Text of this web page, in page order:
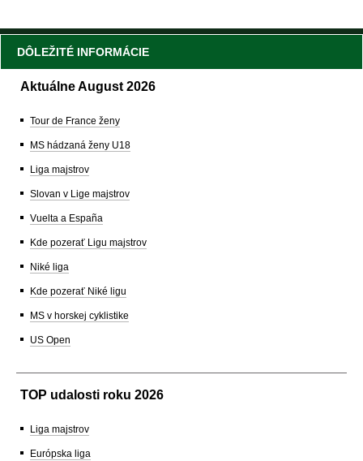
DÔLEŽITÉ INFORMÁCIE
Aktuálne August 2026
Tour de France ženy
MS hádzaná ženy U18
Liga majstrov
Slovan v Lige majstrov
Vuelta a España
Kde pozerať Ligu majstrov
Niké liga
Kde pozerať Niké ligu
MS v horskej cyklistike
US Open
TOP udalosti roku 2026
Liga majstrov
Európska liga